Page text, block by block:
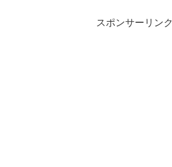
スポンサーリンク